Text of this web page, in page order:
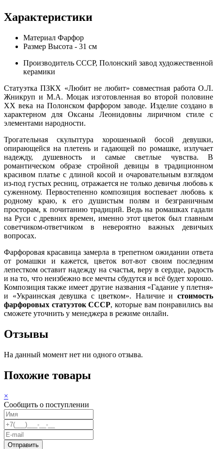
Характеристики
Материал Фарфор
Размер Высота - 31 см
Производитель СССР, Полонский завод художественной
керамики
Статуэтка ПЗКХ «Любит не любит» совместная работа О.Л.
Жникруп и М.А. Моцак изготовленная во второй половине
ХХ века на Полонском фарфором заводе. Изделие создано в
характерном для Оксаны Леонидовны лиричном стиле с
элементами народности.
Трогательная скульптура хорошенькой босой девушки,
опирающейся на плетень и гадающей по ромашке, излучает
надежду, душевность и самые светлые чувства. В
романтическом образе стройной девицы в традиционном
красивом платье с длиной косой и очаровательным взглядом
из-под густых ресниц, отражается не только девичья любовь к
суженному. Первостепенно композиция воспевает любовь к
родному краю, к его душистым полям и безграничным
просторам, к почитанию традиций. Ведь на ромашках гадали
на Руси с древних времен, именно этот цветок был главным
советчиком-ответчиком в невероятно важных девичьих
вопросах.
Фарфоровая красавица замерла в трепетном ожидании ответа
от ромашки и кажется, цветок вот-вот своим последним
лепестком оставит надежду на счастья, веру в сердце, радость
и на то, что неизбежно все мечты сбудутся и всё будет хорошо.
Композиция также имеет другие названия «Гадание у плетня»
и «Украинская девушка с цветком». Наличие и стоимость
фарфоровых статуэток СССР, которые вам понравились вы
сможете уточнить у менеджера в режиме онлайн.
Отзывы
На данный момент нет ни одного отзыва.
Похожие товары
×
Сообщить о поступлении